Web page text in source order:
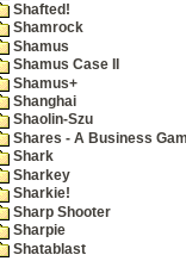
Shafted!
Shamrock
Shamus
Shamus Case II
Shamus+
Shanghai
Shaolin-Szu
Shares - A Business
Shark
Sharkey
Sharkie!
Sharp Shooter
Sharpie
Shatablast